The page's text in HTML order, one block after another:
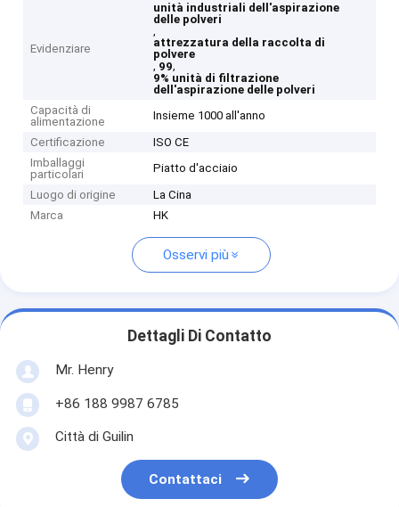
Evidenziare
unità industriali dell'aspirazione
delle polveri
,
attrezzatura della raccolta di
polvere
, 99,
9% unità di filtrazione
dell'aspirazione delle polveri
Capacità di
alimentazione
Insieme 1000 all'anno
Certificazione
ISO CE
Imballaggi
particolari
Piatto d'acciaio
Luogo di origine
La Cina
Marca
HK
Osservi più
Dettagli Di Contatto
Mr. Henry
+86 188 9987 6785
Città di Guilin
Contattaci